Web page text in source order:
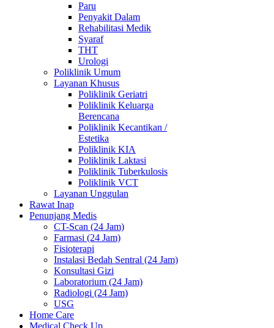
Paru
Penyakit Dalam
Rehabilitasi Medik
Syaraf
THT
Urologi
Poliklinik Umum
Layanan Khusus
Poliklinik Geriatri
Poliklinik Keluarga
Berencana
Poliklinik Kecantikan /
Estetika
Poliklinik KIA
Poliklinik Laktasi
Poliklinik Tuberkulosis
Poliklinik VCT
Layanan Unggulan
Rawat Inap
Penunjang Medis
CT-Scan (24 Jam)
Farmasi (24 Jam)
Fisioterapi
Instalasi Bedah Sentral (24 Jam)
Konsultasi Gizi
Laboratorium (24 Jam)
Radiologi (24 Jam)
USG
Home Care
Medical Check Up